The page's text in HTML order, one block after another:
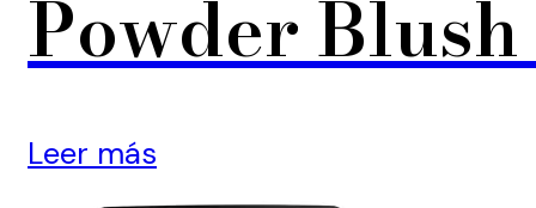
Powder
Leer más